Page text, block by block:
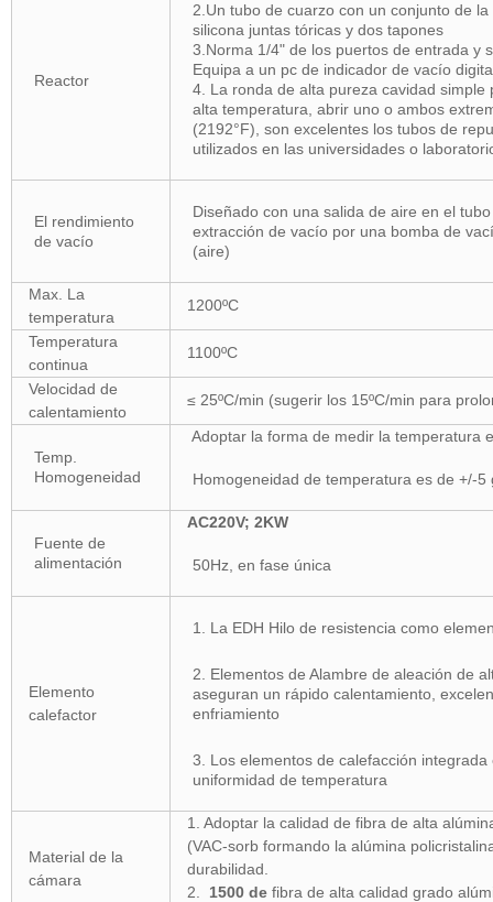
Reactor
2.Un tubo de cuarzo con un conjunto de
silicona juntas tóricas y dos tapones
3.Norma 1/4" de los puertos de entrada y
Equipa a un pc de indicador de vacío
4. La ronda de alta pureza cavidad
alta temperatura, abrir uno o ambos
(2192°F), son excelentes los tubos de
utilizados en las universidades o
El rendimiento
de vacío
Diseñado con una salida de aire en el
extracción de vacío por una bomba de
(aire)
Max. La
temperatura
1200ºC
Temperatura
continua
1100ºC
Velocidad de
calentamiento
≤ 25ºC/min (sugerir los 15ºC/min para
Temp.
Homogeneidad
Adoptar la forma de medir la temperatura
Homogeneidad de temperatura es de +/-5
Fuente de
alimentación
AC220V; 2KW
50Hz, en fase única
Elemento
calefactor
1. La EDH Hilo de resistencia como
2. Elementos de Alambre de aleación de
aseguran un rápido calentamiento,
enfriamiento
3. Los elementos de calefacción
uniformidad de temperatura
Material de la
cámara
1. Adoptar la calidad de fibra de alta
(VAC-sorb formando la alúmina
durabilidad.
2. 1500 defibra de alta calidad grado